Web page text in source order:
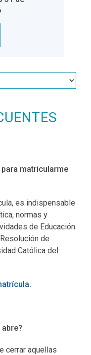
matricularme
es indispensable
normas y
de Educación
de
Católica del
.
cerrar aquellas